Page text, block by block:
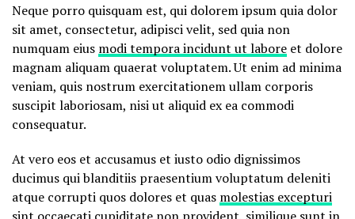
Neque porro quisquam est, qui dolorem ipsum quia dolor
sit amet, consectetur, adipisci velit, sed quia non
numquam eius modi tempora incidunt ut labore et dolore
magnam aliquam quaerat voluptatem. Ut enim ad minima
veniam, quis nostrum exercitationem ullam corporis
suscipit laboriosam, nisi ut aliquid ex ea commodi
consequatur.
At vero eos et accusamus et iusto odio dignissimos
ducimus qui blanditiis praesentium voluptatum deleniti
atque corrupti quos dolores et quas molestias excepturi